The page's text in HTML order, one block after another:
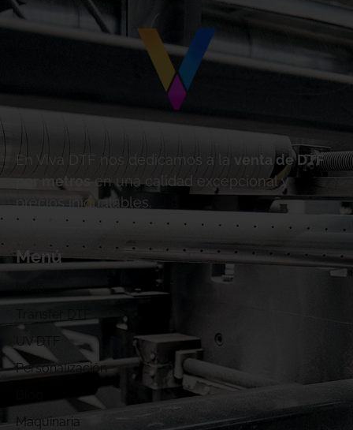
En Viva DTF nos dedicamos a la
venta de DTF
por metros
en una calidad excepcional y
precios inigualables.
Menú
UV DTF
Personalización
Maquinaria